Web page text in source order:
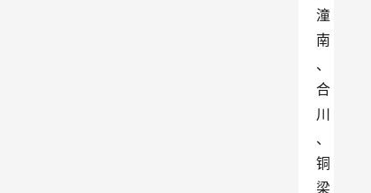
潼
南
、
合
川
、
铜
梁